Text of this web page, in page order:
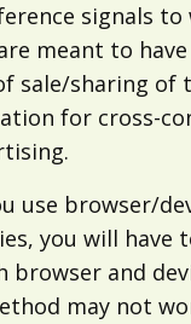
signals to
meant to
sale/sharing of
for cross-
use browser/
you will have
browser and
may not